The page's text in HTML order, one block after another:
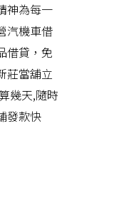
神為每一
汽機車借
借貸，免
莊當舖立
幾天,隨時
發款快